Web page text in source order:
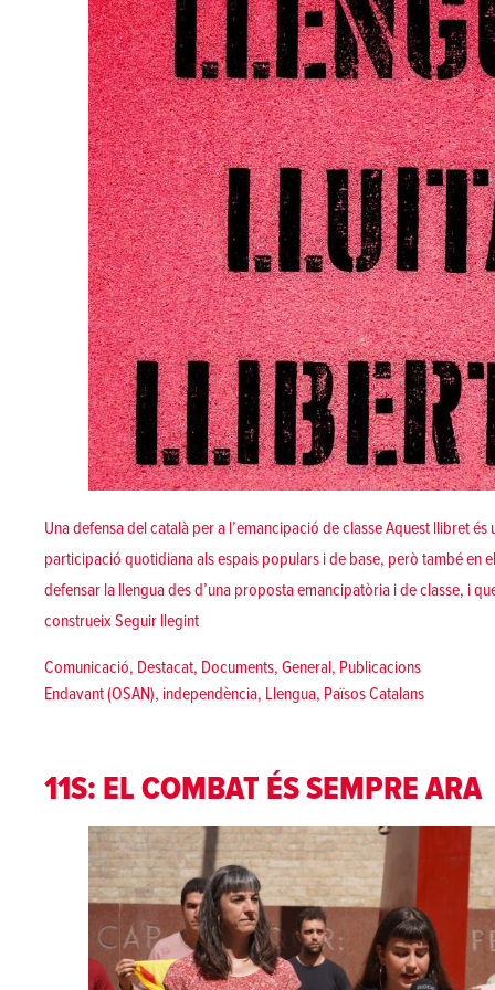
Una defensa del català per a l’emancipació de classe Aquest llibret
participació quotidiana als espais populars i de base, però també en
defensar la llengua des d’una proposta emancipatòria i de classe, i
construeix Seguir llegint«Llibret «Llengua, lluita i llibertat»»
Posted in
Comunicació, Destacat, Documents, General, Publicacions
Tags:
Endavant (OSAN), independència, Llengua, Països Catalans
11S: EL COMBAT ÉS SEMPRE ARA